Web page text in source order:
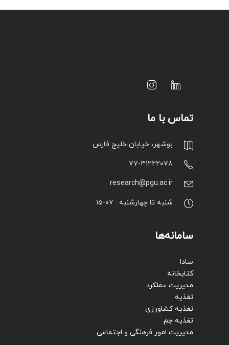
تماس با ما
بوشهر، خیابان خلیج فارس
۷۷-۳۱۲۲۲۰۷۸
research@pgu.ac.ir
شنبه تا چهارشنبه : ۰۷-۱۵
سامانه‌ها
سادا
کتابخانه
مدیریت عملکرد
تغذیه
تغذیه کشاورزی
تغذیه جم
مدیریت امور فرهنگی و اجتماعی